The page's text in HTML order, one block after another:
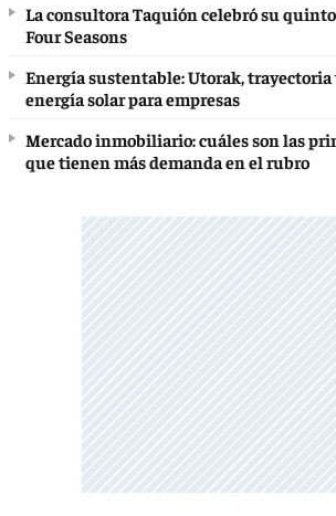
La consultora Taquión celebró su
Four Seasons
Energía sustentable: Utorak, trayectoria
energía solar para empresas
Mercado inmobiliario: cuáles son las
que tienen más demanda en el rubro